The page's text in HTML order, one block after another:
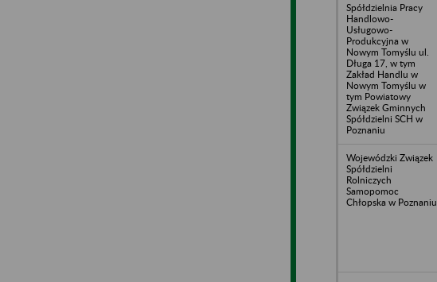
Spółdzielnia Pracy
Handlowo-
Usługowo-
Produkcyjna w
Nowym Tomyślu ul.
Długa 17, w tym
Zakład Handlu w
Nowym Tomyślu w
tym Powiatowy
Związek Gminnych
Spółdzielni SCH w
Poznaniu
Wojewódzki Związek
Spółdzielni
Rolniczych
Samopomoc
Chłopska w Poznaniu